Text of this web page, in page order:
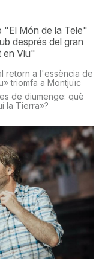
"El Món de la Tele"
després del gran
en Viu"
retorn a l'essència de
triomfa a Montjuïc
de diumenge: què
la Tierra»?